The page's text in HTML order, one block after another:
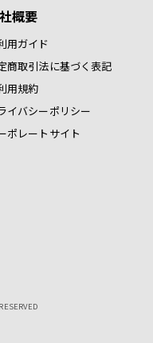
概要
用ガイド
商取引法に基づく表記
用規約
イバシーポリシー
ポレートサイト